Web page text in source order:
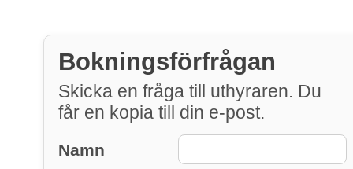
Bokningsförfrågan
Skicka en fråga till uthyraren. Du
får en kopia till din e-post.
Namn